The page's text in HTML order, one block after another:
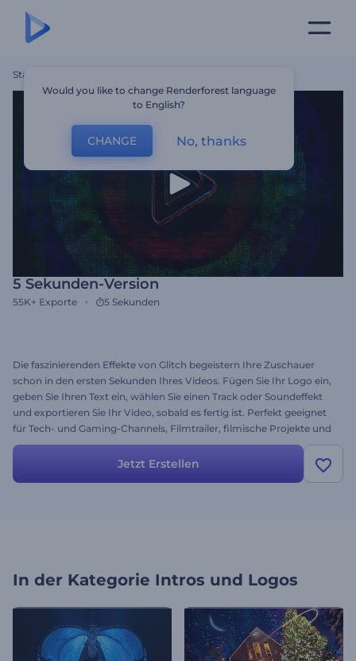
Startseite
5 Sekunden-Version
55K+ Exporte 5 Sekunden
Die faszinierenden Effekte von Glitch begeistern Ihre Zuschauer
schon in den ersten Sekunden Ihres Videos. Fügen Sie Ihr Logo ein,
geben Sie Ihren Text ein, wählen Sie einen Track oder Soundeffekt
und exportieren Sie Ihr Video, sobald es fertig ist. Perfekt geeignet
für Tech- und Gaming-Channels, Filmtrailer, filmische Projekte und
mehr. Entdecken Sie jetzt die vielfältigen Möglichkeiten der
Verformung mit dieser Vorlage!
Jetzt Erstellen
In der Kategorie Intros und Logos
Would you like to change Renderforest language
to English?
CHANGE No, thanks